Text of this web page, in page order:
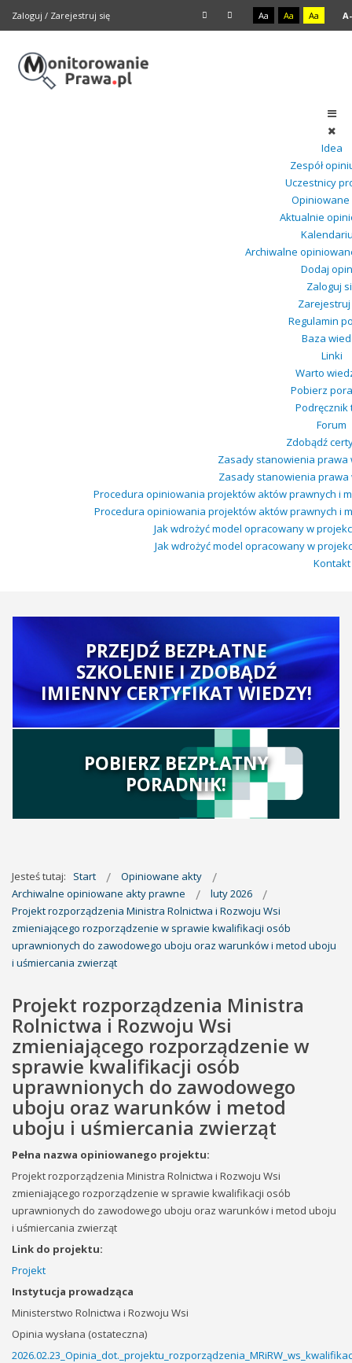
Zaloguj / Zarejestruj się Aa Aa Aa A-
Idea
Zespół
Uczestnicy
Opiniowane
Aktualnie
Archiwalne
Dodaj
Zaloguj
Zarejestruj
Regulamin
Baza
Linki
Warto
Pobierz
Podręcznik
Forum
Zdobądź
Zasady stanowienia prawa
Zasady stanowienia prawa
Procedura opiniowania projektów aktów prawnych i
Procedura opiniowania projektów aktów prawnych i
Jak wdrożyć model opracowany w
Jak wdrożyć model opracowany w
Kontakt
PRZEJDŹ BEZPŁATNE
SZKOLENIE I ZDOBĄDŹ
IMIENNY CERTYFIKAT WIEDZY!
POBIERZ BEZPŁATNY
PORADNIK!
Jesteś tutaj: Start
Opiniowane akty
Archiwalne opiniowane akty prawne
luty 2026
Projekt rozporządzenia Ministra Rolnictwa i Rozwoju Wsi
zmieniającego rozporządzenie w sprawie kwalifikacji osób
uprawnionych do zawodowego uboju oraz warunków i metod uboju
i uśmiercania zwierząt
Projekt rozporządzenia Ministra
Rolnictwa i Rozwoju Wsi
zmieniającego rozporządzenie w
sprawie kwalifikacji osób
uprawnionych do zawodowego
uboju oraz warunków i metod
uboju i uśmiercania zwierząt
Pełna nazwa opiniowanego projektu:
Projekt rozporządzenia Ministra Rolnictwa i Rozwoju Wsi
zmieniającego rozporządzenie w sprawie kwalifikacji osób
uprawnionych do zawodowego uboju oraz warunków i metod uboju
i uśmiercania zwierząt
Link do projektu:
Projekt
Instytucja prowadząca
Ministerstwo Rolnictwa i Rozwoju Wsi
Opinia wysłana (ostateczna)